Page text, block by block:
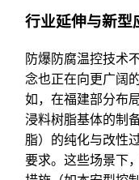
行业延伸与新型
防爆防腐温控技术
念也正在向更广阔
如，在福建部分布
浸料树脂基体的制
脂）的纯化与改性
要求。这些场景下